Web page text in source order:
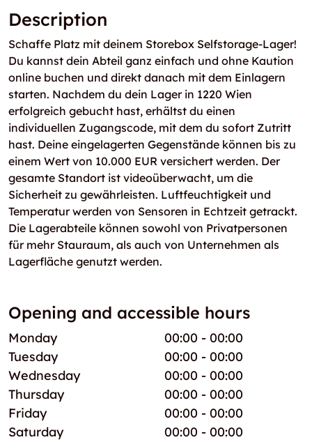
Description
Schaffe Platz mit deinem Storebox Selfstorage-Lager!
Du kannst dein Abteil ganz einfach und ohne Kaution
online buchen und direkt danach mit dem Einlagern
starten. Nachdem du dein Lager in 1220 Wien
erfolgreich gebucht hast, erhältst du einen
individuellen Zugangscode, mit dem du sofort Zutritt
hast. Deine eingelagerten Gegenstände können bis zu
einem Wert von 10.000 EUR versichert werden. Der
gesamte Standort ist videoüberwacht, um die
Sicherheit zu gewährleisten. Luftfeuchtigkeit und
Temperatur werden von Sensoren in Echtzeit getrackt.
Die Lagerabteile können sowohl von Privatpersonen
für mehr Stauraum, als auch von Unternehmen als
Lagerfläche genutzt werden.
Opening and accessible hours
Monday
00:00 - 00:00
Tuesday
00:00 - 00:00
Wednesday
00:00 - 00:00
Thursday
00:00 - 00:00
Friday
00:00 - 00:00
Saturday
00:00 - 00:00